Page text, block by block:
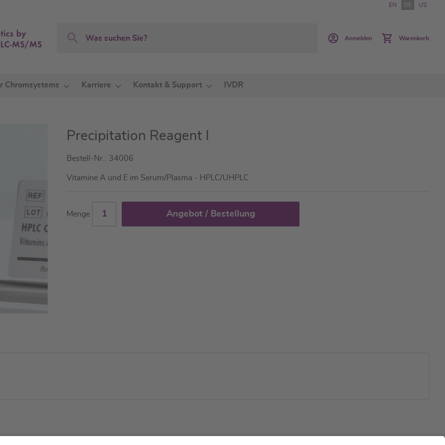
EN DE US
Search
Anmelden Warenkorb
Chromsystems Karriere Kontakt & Support IVDR
Precipitation Reagent I
Bestell-Nr.: 34006
Vitamine A und E im Serum/Plasma - HPLC/UHPLC
Menge Angebot / Bestellung